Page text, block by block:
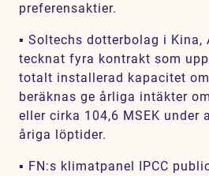
preferensaktier.
▪ Soltechs dotterbolag i Kina,
tecknat fyra kontrakt som
totalt installerad kapacitet
beräknas ge årliga intäkter
eller cirka 104,6 MSEK under
åriga löptider.
▪ FN:s klimatpanel IPCC